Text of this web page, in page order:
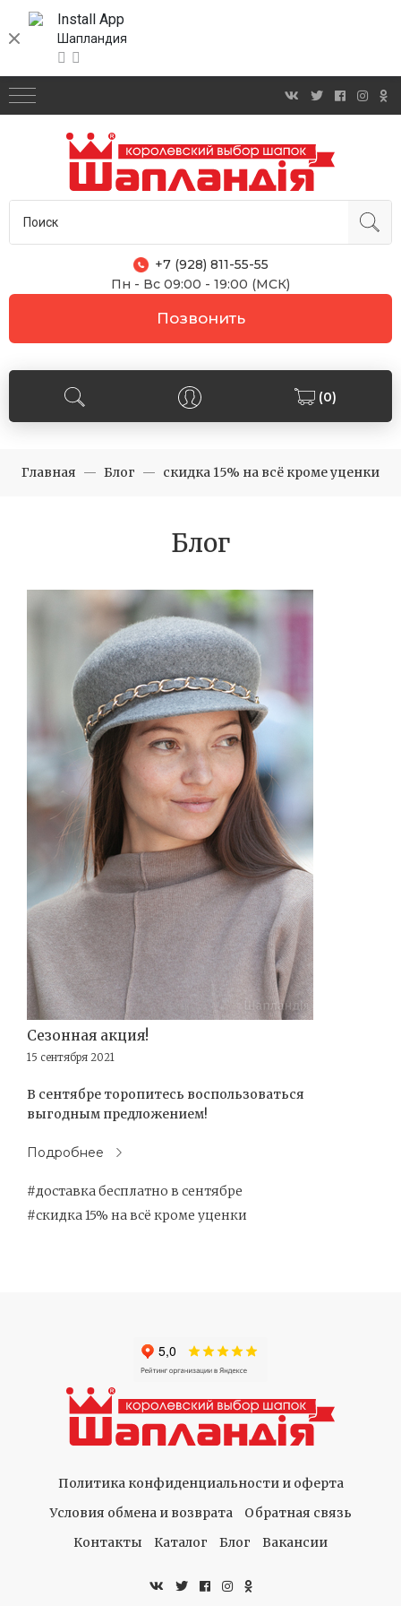
Install App
Шапландия
+7 (928) 811-55-55
Пн - Вс 09:00 - 19:00 (МСК)
Позвонить
(0)
Главная Блог скидка 15% на всё кроме уценки
Блог
Сезонная акция!
15 сентября 2021
В сентябре торопитесь воспользоваться
выгодным предложением!
Подробнее
#доставка бесплатно в сентябре
#скидка 15% на всё кроме уценки
Политика конфиденциальности и оферта
Условия обмена и возврата
Обратная связь
Контакты
Каталог Блог Вакансии